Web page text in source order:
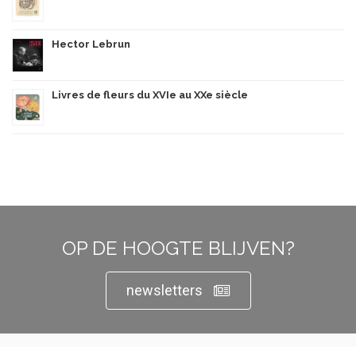
Hector Lebrun
Livres de fleurs du XVIe au XXe siècle
OP DE HOOGTE BLIJVEN?
newsletters